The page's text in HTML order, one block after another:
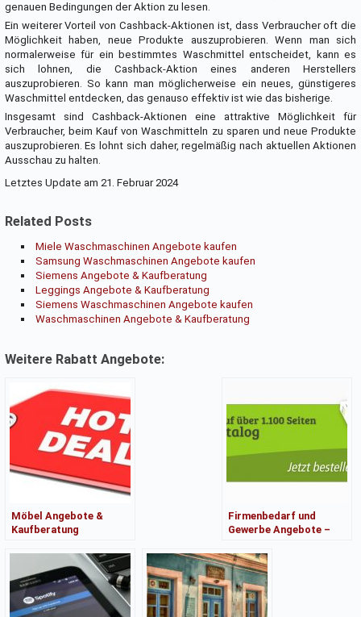
genauen Bedingungen der Aktion zu lesen.
Ein weiterer Vorteil von Cashback-Aktionen ist, dass Verbraucher oft die
Möglichkeit haben, neue Produkte auszuprobieren. Wenn man sich
normalerweise für ein bestimmtes Waschmittel entscheidet, kann es
sich lohnen, die Cashback-Aktion eines anderen Herstellers
auszuprobieren. So kann man möglicherweise ein neues, günstigeres
Waschmittel entdecken, das genauso effektiv ist wie das bisherige.
Insgesamt sind Cashback-Aktionen eine attraktive Möglichkeit für
Verbraucher, beim Kauf von Waschmitteln zu sparen und neue Produkte
auszuprobieren. Es lohnt sich daher, regelmäßig nach aktuellen Aktionen
Ausschau zu halten.
Letztes Update am 21. Februar 2024
Related Posts
Miele Waschmaschinen Angebote kaufen
Samsung Waschmaschinen Angebote kaufen
Siemens Angebote & Kaufberatung
Leggings Angebote & Kaufberatung
Siemens Waschmaschinen Angebote kaufen
Waschmaschinen Angebote & Kaufberatung
Weitere Rabatt Angebote:
Möbel Angebote &
Kaufberatung
Firmenbedarf und
Gewerbe Angebote –